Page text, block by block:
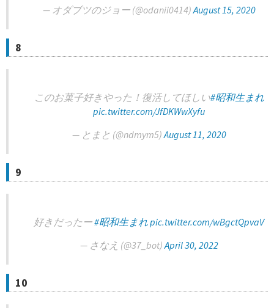
— オダブツのジョー (@odanii0414)August 15, 2020
8
このお菓子好きやった！復活してほしい#昭和生まれ
pic.twitter.com/JfDKWwXyfu
— とまと (@ndmym5)August 11, 2020
9
好きだったー#昭和生まれpic.twitter.com/wBgctQpvaV
— さなえ (@37_bot)April 30, 2022
10